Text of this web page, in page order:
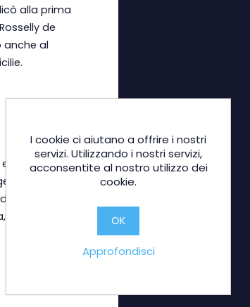
alla prima
de
anche al
le sue origini si
narra che
F.
quando giunto
I cookie ci aiutano a offrire i nostri
servizi. Utilizzando i nostri servizi,
acconsentite al nostro utilizzo dei
cookie.
OK
Approfondisci